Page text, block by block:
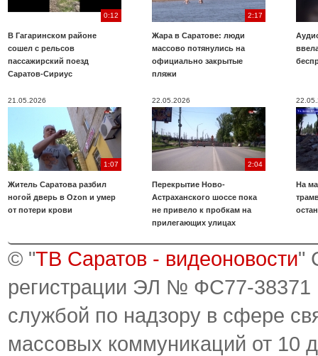
0:12
В Гагаринском районе
сошел с рельсов
пассажирский поезд
Саратов-Сириус
2:17
Жара в Саратове: люди
массово потянулись на
официально закрытые
пляжи
21.05.2026
1:07
Житель Саратова разбил
ногой дверь в Ozon и умер
от потери крови
22.05.2026
2:04
Перекрытие Ново-
Астраханского шоссе пока
не привело к пробкам на
прилегающих улицах
На
© "ТВ Саратов - видеоновости"
регистрации ЭЛ № ФС77-38371
службой по надзору в сфере
массовых коммуникаций от 10